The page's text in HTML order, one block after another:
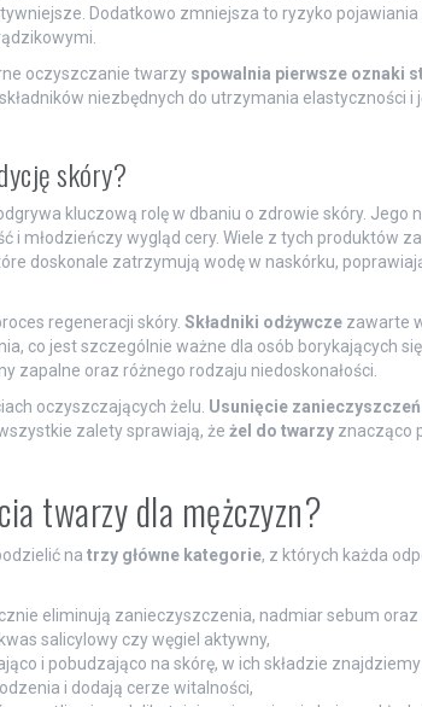
Dodatkowo zmniejsza to ryzyko pojawiania
oczyszczanie twarzy spowalnia pierwsze oznaki
niezbędnych do utrzymania elastyczności i
skóry?
kluczową rolę w dbaniu o zdrowie skóry. Jego
i młodzieńczy wygląd cery. Wiele z tych produktów
doskonale zatrzymują wodę w naskórku,
regeneracji skóry. Składniki odżywczezawarte
co jest szczególnie ważne dla osób borykających
zapalne oraz różnego rodzaju niedoskonałości.
oczyszczających żelu. Usunięcie zanieczyszczeń
zalety sprawiają, że żel do twarzyznacząco
twarzy dla mężczyzn?
na trzy główne kategorie, z których każda
eliminują zanieczyszczenia, nadmiar sebum
salicylowy czy węgiel aktywny,
i pobudzająco na skórę, w ich składzie
i dodają cerze witalności,